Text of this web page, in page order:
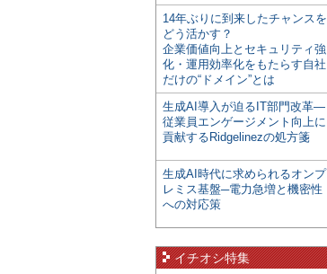
14年ぶりに到来したチャンスを
どう活かす？
企業価値向上とセキュリティ強
化・運用効率化をもたらす自社
だけの“ドメイン”とは
生成AI導入が迫るIT部門改革―
従業員エンゲージメント向上に
貢献するRidgelinezの処方箋
生成AI時代に求められるオンプ
レミス基盤─電力急増と機密性
への対応策
イチオシ特集